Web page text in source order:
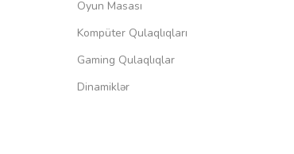
Oyun Masası
Kompüter Qulaqlıqları
Gaming Qulaqlıqlar
Dinamiklər